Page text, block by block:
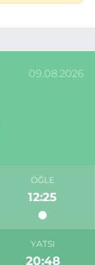
09.08.2026
ÖĞLE
12:25
YATSI
20:48